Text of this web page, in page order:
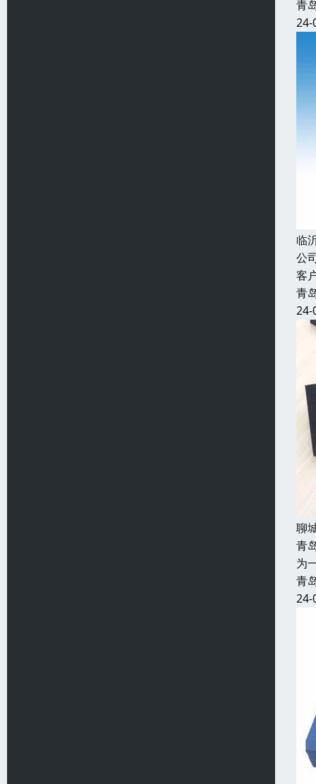
青
24-
临
公
客
青
24-
聊
青
为
青
24-